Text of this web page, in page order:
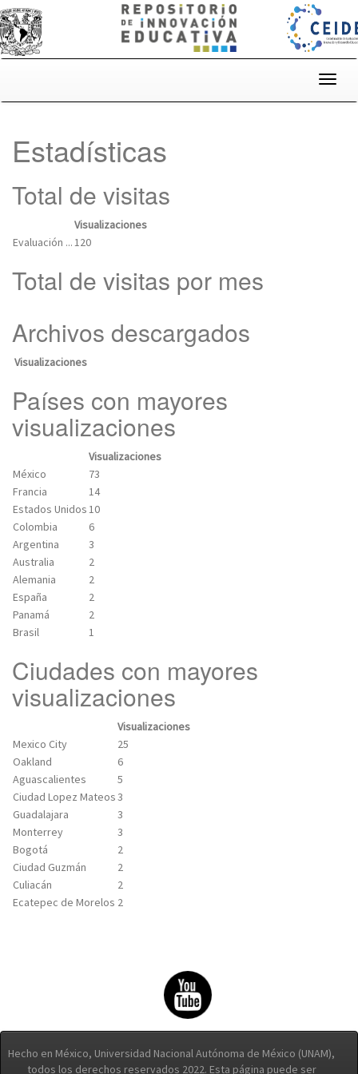
Estadísticas
Total de visitas
Visualizaciones
Evaluación ...120
Total de visitas por mes
Archivos descargados
Visualizaciones
Países con mayores
visualizaciones
Visualizaciones
México
73
Francia
14
Estados Unidos10
Colombia
6
Argentina
3
Australia
2
Alemania
2
España
2
Panamá
2
Brasil
1
Ciudades con mayores
visualizaciones
Visualizaciones
Mexico City
25
Oakland
6
Aguascalientes
5
Ciudad Lopez Mateos3
Guadalajara
3
Monterrey
3
Bogotá
2
Ciudad Guzmán
2
Culiacán
2
Ecatepec de Morelos 2
Hecho en México, Universidad Nacional Autónoma de México (UNAM),
todos los derechos reservados 2022. Esta página puede ser